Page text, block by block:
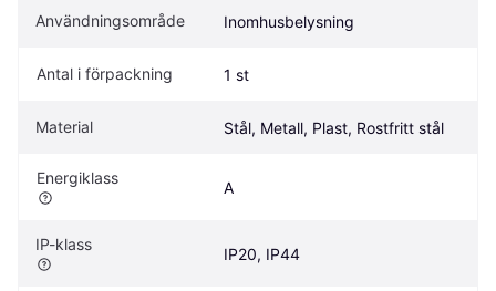
Användningsområde Inomhusbelysning
Antal i förpackning 1 st
Material Stål, Metall, Plast, Rostfritt stål
Energiklass
A
IP-klass
IP20, IP44